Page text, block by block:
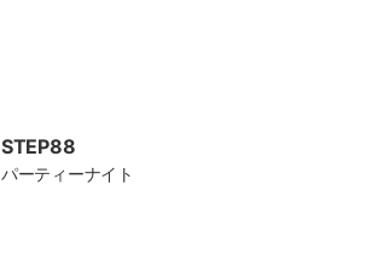
STEP88
パーティーナイト